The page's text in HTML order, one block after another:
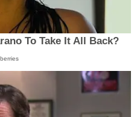
To Take It All Back?